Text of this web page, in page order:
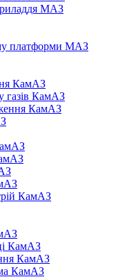
МАЗ
платформи МАЗ
КамАЗ
газів КамАЗ
КамАЗ
КамАЗ
КамАЗ
КамАЗ
КамАЗ